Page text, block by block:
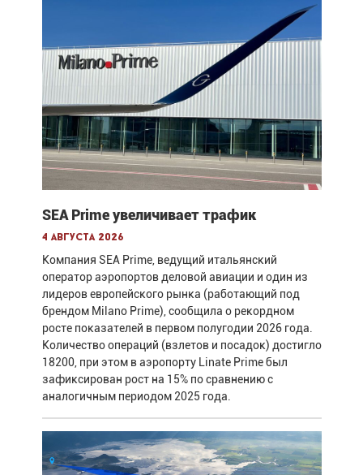
SEA Prime увеличивает трафик
4 августа 2026
Компания SEA Prime, ведущий итальянский
оператор аэропортов деловой авиации и один из
лидеров европейского рынка (работающий под
брендом Milano Prime), сообщила о рекордном
росте показателей в первом полугодии 2026 года.
Количество операций (взлетов и посадок) достигло
18200, при этом в аэропорту Linate Prime был
зафиксирован рост на 15% по сравнению с
аналогичным периодом 2025 года.